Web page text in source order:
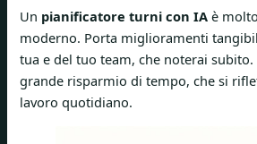
Un pianificatore turni con IA è
moderno. Porta miglioramenti
tua e del tuo team, che noterai
grande risparmio di tempo, che si
lavoro quotidiano.